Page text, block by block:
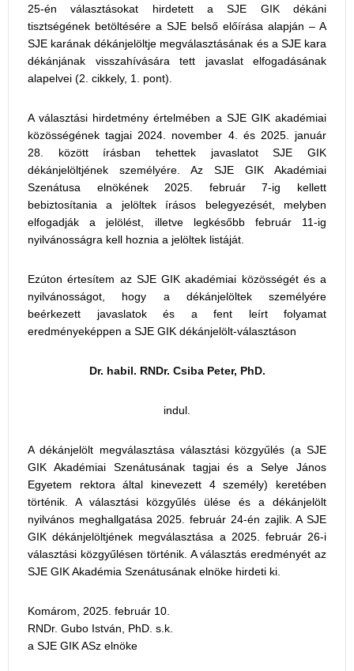
25-én választásokat hirdetett a SJE GIK dékáni
tisztségének betöltésére a SJE belső előírása alapján – A
SJE karának dékánjelöltje megválasztásának és a SJE kara
dékánjának visszahívására tett javaslat elfogadásának
alapelvei (2. cikkely, 1. pont).
A választási hirdetmény értelmében a SJE GIK akadémiai
közösségének tagjai 2024. november 4. és 2025. január
28. között írásban tehettek javaslatot SJE GIK
dékánjelöltjének személyére. Az SJE GIK Akadémiai
Szenátusa elnökének 2025. február 7-ig kellett
bebiztosítania a jelöltek írásos belegyezését, melyben
elfogadják a jelölést, illetve legkésőbb február 11-ig
nyilvánosságra kell hoznia a jelöltek listáját.
Ezúton értesítem az SJE GIK akadémiai közösségét és a
nyilvánosságot, hogy a dékánjelöltek személyére
beérkezett javaslatok és a fent leírt folyamat
eredményeképpen a SJE GIK dékánjelölt-választáson
Dr. habil. RNDr. Csiba Peter, PhD.
indul.
A dékánjelölt megválasztása választási közgyűlés (a SJE
GIK Akadémiai Szenátusának tagjai és a Selye János
Egyetem rektora által kinevezett 4 személy) keretében
történik. A választási közgyűlés ülése és a dékánjelölt
nyilvános meghallgatása 2025. február 24-én zajlik. A SJE
GIK dékánjelöltjének megválasztása a 2025. február 26-i
választási közgyűlésen történik. A választás eredményét az
SJE GIK Akadémia Szenátusának elnöke hirdeti ki.
Komárom, 2025. február 10.
RNDr. Gubo István, PhD. s.k.
a SJE GIK ASz elnöke